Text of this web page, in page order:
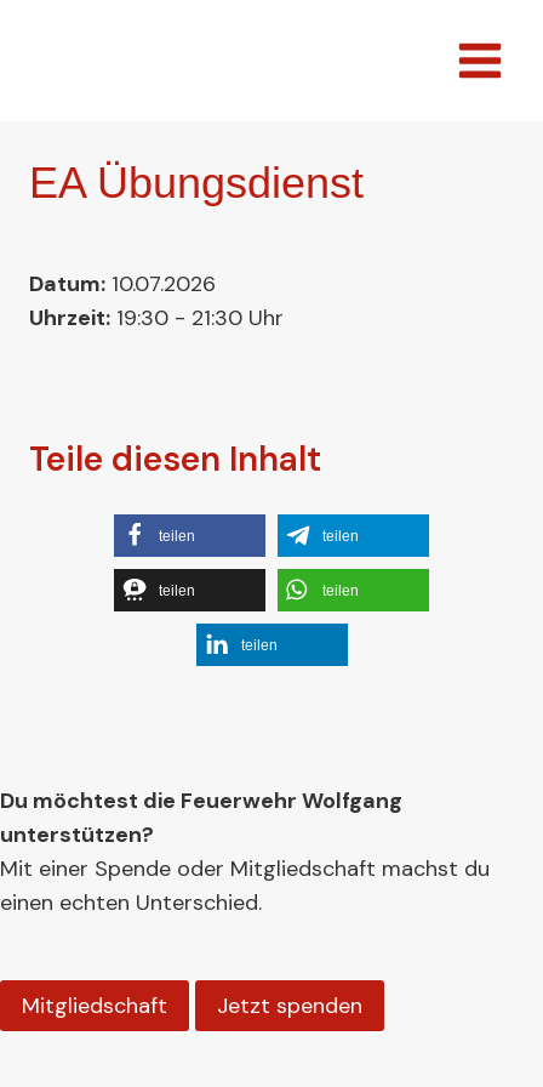
EA Übungsdienst
Datum: 10.07.2026
Uhrzeit: 19:30 - 21:30 Uhr
Teile diesen Inhalt
teilen teilen
teilen teilen
teilen
Du möchtest die Feuerwehr Wolfgang
unterstützen?
Mit einer Spende oder Mitgliedschaft machst du
einen echten Unterschied.
Mitgliedschaft Jetzt spenden